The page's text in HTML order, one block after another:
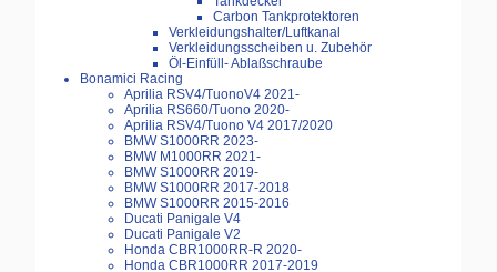
Carbon Tankprotektoren
Verkleidungshalter/Luftkanal
Verkleidungsscheiben u. Zubehör
Öl-Einfüll- Ablaßschraube
Bonamici Racing
Aprilia RSV4/TuonoV4 2021-
Aprilia RS660/Tuono 2020-
Aprilia RSV4/Tuono V4 2017/2020
BMW S1000RR 2023-
BMW M1000RR 2021-
BMW S1000RR 2019-
BMW S1000RR 2017-2018
BMW S1000RR 2015-2016
Ducati Panigale V4
Ducati Panigale V2
Honda CBR1000RR-R 2020-
Honda CBR1000RR 2017-2019